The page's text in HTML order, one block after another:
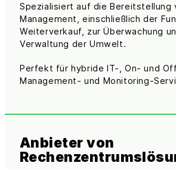
Spezialisiert auf die Bereitstellung
Management, einschließlich der
Weiterverkauf, zur Überwachung
Verwaltung der Umwelt.
Perfekt für hybride IT-, On- und
Management- und Monitoring-
Anbieter von